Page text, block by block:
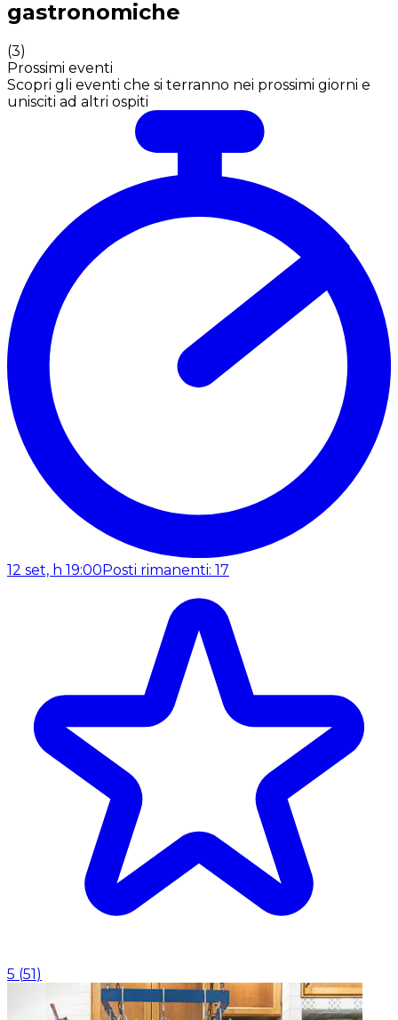
gastronomiche
(3)
Prossimi eventi
Scopri gli eventi che si terranno nei prossimi giorni e
unisciti ad altri ospiti
12 set, h 19:00 Posti rimanenti: 17
5 (51 )